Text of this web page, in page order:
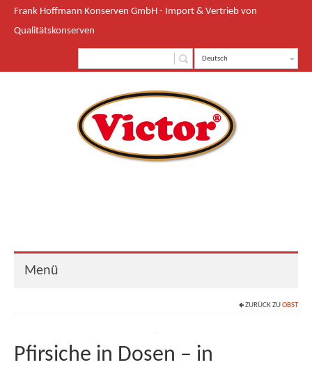
Frank Hoffmann Konserven GmbH - Import & Vertrieb von
Qualitätskonserven
Deutsch
Menü
ZURÜCK ZUOBST
Pfirsiche in Dosen – in